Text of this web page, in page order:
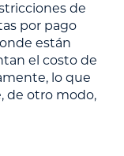
de
por pago
están
el costo de
lo que
de otro modo,